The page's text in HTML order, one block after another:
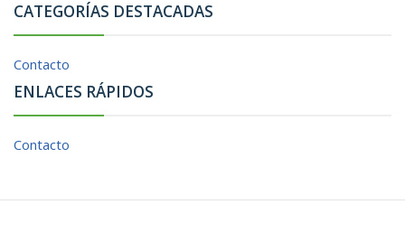
CATEGORÍAS DESTACADAS
Contacto
ENLACES RÁPIDOS
Contacto